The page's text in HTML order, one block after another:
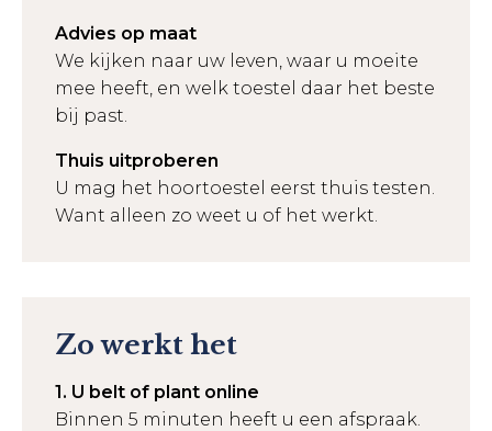
Advies op maat
We kijken naar uw leven, waar u moeite
mee heeft, en welk toestel daar het beste
bij past.
Thuis uitproberen
U mag het hoortoestel eerst thuis testen.
Want alleen zo weet u of het werkt.
Zo werkt het
1. U belt of plant online
Binnen 5 minuten heeft u een afspraak.